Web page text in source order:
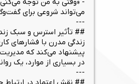
- «وقتی به من توجه
می‌تواند شروعی برای
---
## تأثیر استرس و سبک
زندگی مدرن با فشارهای
پیشنهاد می‌کند که
در بسیاری از موارد، یک
---